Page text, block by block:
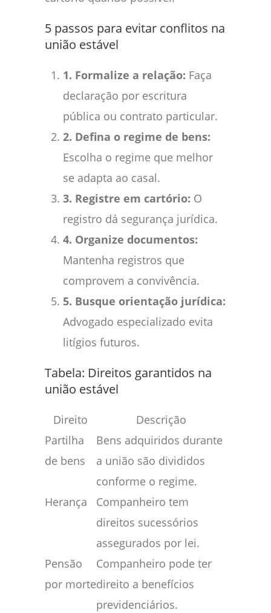
5 passos para evitar conflitos na
união estável
1. Formalize a relação: Faça
declaração por escritura
pública ou contrato particular.
2. Defina o regime de bens:
Escolha o regime que melhor
se adapta ao casal.
3. Registre em cartório: O
registro dá segurança jurídica.
4. Organize documentos:
Mantenha registros que
comprovem a convivência.
5. Busque orientação jurídica:
Advogado especializado evita
litígios futuros.
Tabela: Direitos garantidos na
união estável
Direito
Descrição
Partilha
de bens
Bens adquiridos durante
a união são divididos
conforme o regime.
Herança
Companheiro tem
direitos sucessórios
assegurados por lei.
Pensão
por morte
Companheiro pode ter
direito a benefícios
previdenciários.